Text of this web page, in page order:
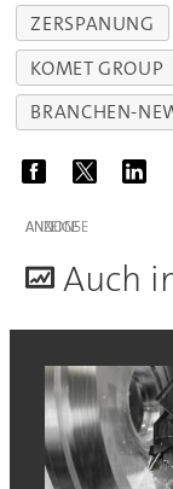
ZERSPANUNG
KOMET GROUP
BRANCHEN-
ANZEIGE
Auch